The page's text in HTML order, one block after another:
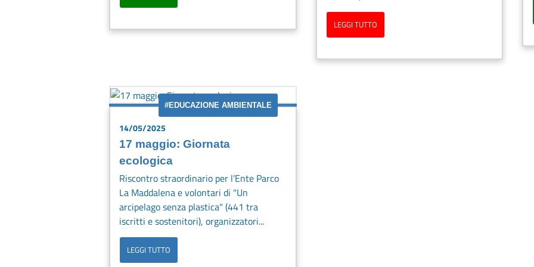
LEGGI TUTTO
#EDUCAZIONE AMBIENTALE
14/05/2025
17 maggio: Giornata
ecologica
Riscontro straordinario per l’Ente Parco
La Maddalena e volontari di "Un
arcipelago senza plastica" (441 tra
iscritti e sostenitori), organizzatori...
LEGGI TUTTO